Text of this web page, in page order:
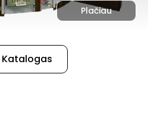
Plačiau
Katalogas